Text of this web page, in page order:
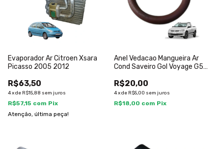
Evaporador Ar Citroen Xsara
Picasso 2005 2012
R$63,50
4xde R$15,88 sem juros
R$57,15 com Pix
Atenção, última peça!
Anel Vedacao Mangueira Ar
Cond Saveiro Gol Voyage G5
R$20,00
4xde R$5,00 sem juros
R$18,00 com Pix